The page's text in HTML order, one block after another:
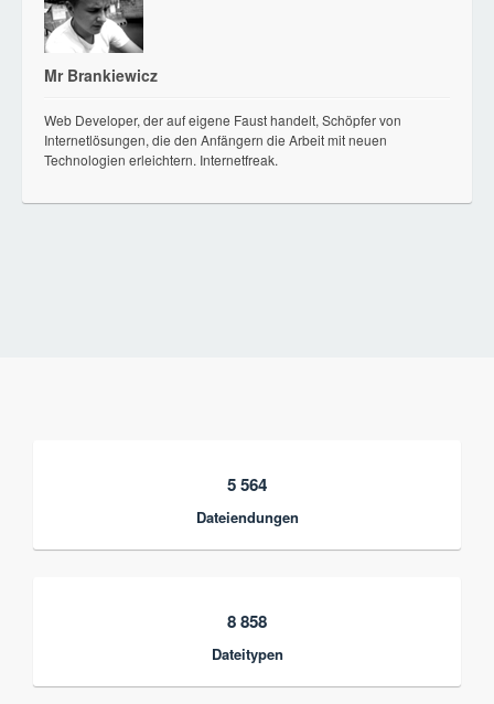
Mr Brankiewicz
Web Developer, der auf eigene Faust handelt, Schöpfer von
Internetlösungen, die den Anfängern die Arbeit mit neuen
Technologien erleichtern. Internetfreak.
5 564
Dateiendungen
8 858
Dateitypen